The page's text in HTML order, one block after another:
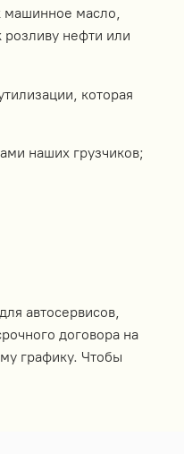
машинное масло,
нефти или
которая
наших грузчиков;
автосервисов,
договора на
графику. Чтобы